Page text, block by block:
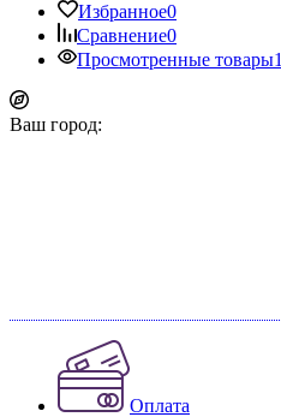
Избранное0
Сравнение0
Просмотренные товары1
Ваш город:
Оплата